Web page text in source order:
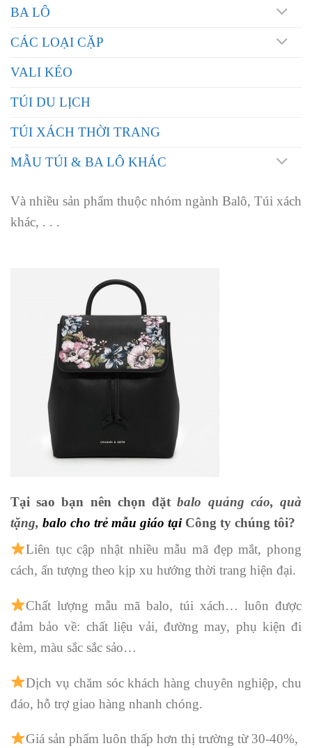
BA LÔ
CÁC LOẠI CẶP
VALI KÉO
TÚI DU LỊCH
TÚI XÁCH THỜI TRANG
MẪU TÚI & BA LÔ KHÁC
Và nhiều sản phẩm thuộc nhóm ngành Balô, Túi xách
khác, . . .
Tại sao bạn nên chọn đặtbalo quảng cáo, quà
tặng, balo cho trẻ mẫu giáo tạiCông ty chúng tôi?
Liên tục cập nhật nhiều mẫu mã đẹp mắt, phong
cách, ấn tượng theo kịp xu hướng thời trang hiện đại.
Chất lượng mẫu mã balo, túi xách… luôn được
đảm bảo về: chất liệu vải, đường may, phụ kiện đi
kèm, màu sắc sắc sảo…
Dịch vụ chăm sóc khách hàng chuyên nghiệp, chu
đáo, hỗ trợ giao hàng nhanh chóng.
Giá sản phẩm luôn thấp hơn thị trường từ 30-40%,